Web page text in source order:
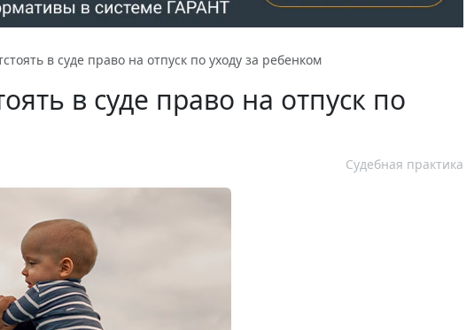
в суде право на отпуск по уходу за ребенком
в суде право на отпуск по
Судебная практика